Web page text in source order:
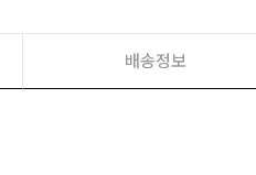
배송정보